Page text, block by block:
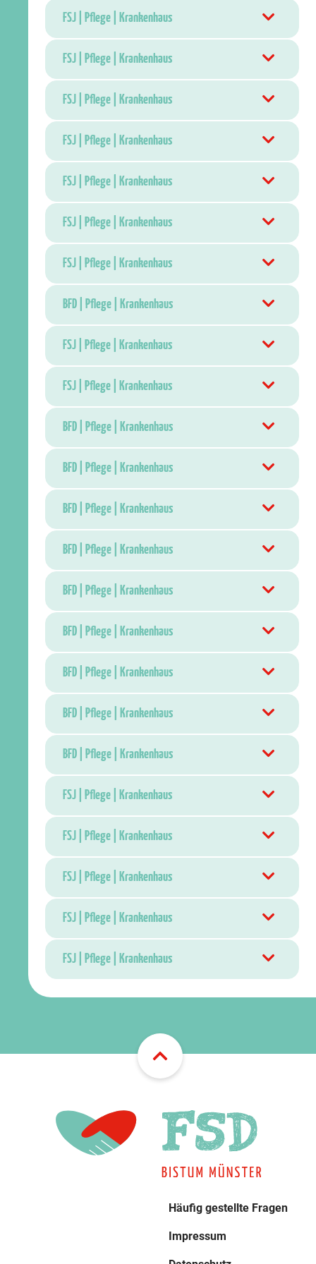
FSJ | Pflege | Krankenhaus
FSJ | Pflege | Krankenhaus
FSJ | Pflege | Krankenhaus
FSJ | Pflege | Krankenhaus
FSJ | Pflege | Krankenhaus
FSJ | Pflege | Krankenhaus
FSJ | Pflege | Krankenhaus
BFD | Pflege | Krankenhaus
FSJ | Pflege | Krankenhaus
FSJ | Pflege | Krankenhaus
BFD | Pflege | Krankenhaus
BFD | Pflege | Krankenhaus
BFD | Pflege | Krankenhaus
BFD | Pflege | Krankenhaus
BFD | Pflege | Krankenhaus
BFD | Pflege | Krankenhaus
BFD | Pflege | Krankenhaus
BFD | Pflege | Krankenhaus
BFD | Pflege | Krankenhaus
FSJ | Pflege | Krankenhaus
FSJ | Pflege | Krankenhaus
FSJ | Pflege | Krankenhaus
FSJ | Pflege | Krankenhaus
FSJ | Pflege | Krankenhaus
Häufig gestellte Fragen
Impressum